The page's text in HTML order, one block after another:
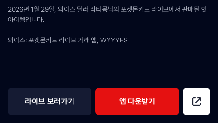
2026년 1월 29일, 와이스 딜러 라티몽님의 포켓몬카드 라이브에서 판매된 힛
아이템입니다.
와이스: 포켓몬카드 라이브 거래 앱, WYYYES
라이브 보러가기 앱 다운받기